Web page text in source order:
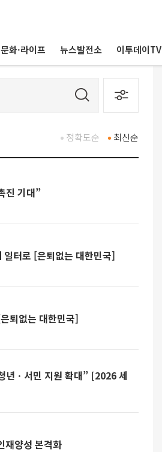
문화·라이프 뉴스발전소 이투데이TV
최신순
정확도순
진 기대”
일터로 [은퇴없는 대한민국]
퇴없는 대한민국]
년ㆍ서민 지원 확대” [2026 세
재양성 본격화